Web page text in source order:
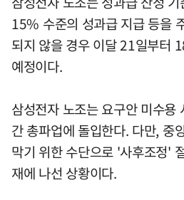
15% 수준의 성과급 지급 등을
되지 않을 경우 이달 21일부터
예정이다.
삼성전자 노조는 요구안 미수
간 총파업에 돌입한다. 다만, 중
막기 위한 수단으로 '사후조정'
재에 나선 상황이다.